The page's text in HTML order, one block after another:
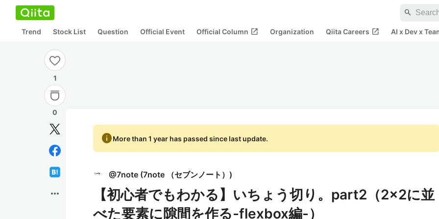
search
Trend Stock List Question Official Event Official Column open_in_new Organization Qiita Careers open_in_new AI x Dev x
1
0
more_horiz
infoMore than 1 year has passed since last update.
@7note (7note （セブンノート） )
【初心者でもわかる】いちょう切り。part2（2×2に並
べた要素に隙間を作る-flexbox編-）